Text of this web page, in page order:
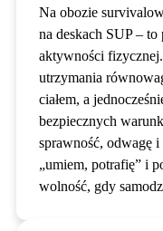
Na obozie
na deskach SUP – to
aktywności
utrzymania
ciałem, a
bezpiecznych
sprawność, odwagę
„umiem, potrafię” i
wolność, gdy